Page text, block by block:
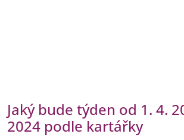
Jaký bude týden od 1. 4.
2024 podle kartářky